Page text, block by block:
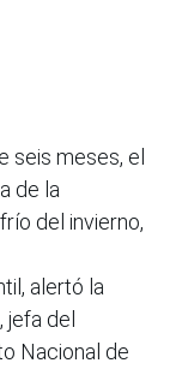
seis meses, el
de la
del invierno,
alertó la
del
Nacional de